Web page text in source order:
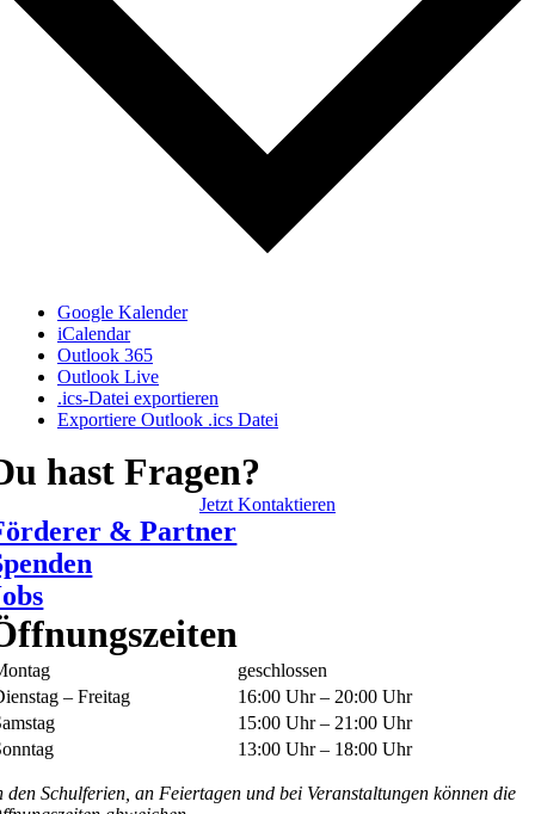
Google Kalender
iCalendar
Outlook 365
Outlook Live
.ics-Datei exportieren
Exportiere Outlook .ics Datei
hast Fragen?
Jetzt Kontaktieren
& Partner
geschlossen
– Freitag
16:00 Uhr – 20:00 Uhr
15:00 Uhr – 21:00 Uhr
13:00 Uhr – 18:00 Uhr
den Schulferien, an Feiertagen und bei Veranstaltungen können die